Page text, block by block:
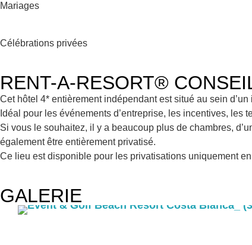
Mariages
Célébrations privées
RENT-A-RESORT®
Cet hôtel 4* entièrement indépendant est situé au sein
Idéal pour les événements d’entreprise, les incentives,
Si vous le souhaitez, il y a beaucoup plus de chambres,
également être entièrement privatisé.
Ce lieu est disponible pour les privatisations uniquement
GALERIE